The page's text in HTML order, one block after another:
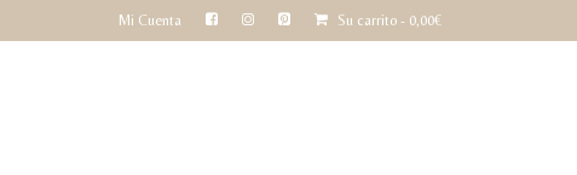
Mi Cuenta Su carrito - 0,00€